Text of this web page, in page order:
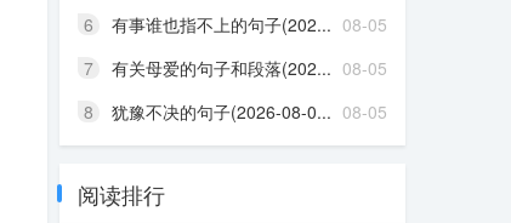
08-05
6
有事谁也指不上的句子(202...
08-05
7
有关母爱的句子和段落(202...
08-05
8 犹豫不决的句子(2026-08-0...
阅读排行